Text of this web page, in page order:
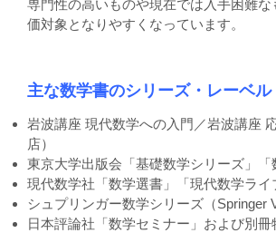
専門性の高いものや現在では入手困難
価対象となりやすくなっています。
主な数学書のシリーズ・レーベル
岩波講座 現代数学への入門／岩波講座
店）
東京大学出版会「基礎数学シリーズ」「
現代数学社「数学選書」「現代数学ライ
シュプリンガー数学シリーズ（Springer
日本評論社「数学セミナー」および別